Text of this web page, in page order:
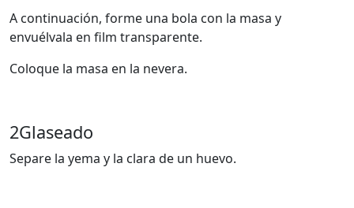
A continuación, forme una bola con la masa y
envuélvala en film transparente.
Coloque la masa en la nevera.
2Glaseado
Separe la yema y la clara de un huevo.